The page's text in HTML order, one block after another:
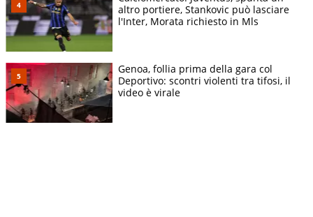
altro portiere, Stankovic può lasciare
l'Inter, Morata richiesto in Mls
Genoa, follia prima della gara col
Deportivo: scontri violenti tra tifosi, il
video è virale